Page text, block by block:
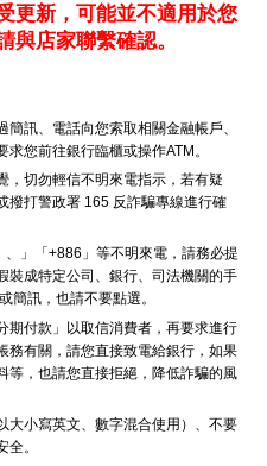
更新，可能並不適用於您
與店家聯繫確認。
訊、電話向您索取相關金融帳戶、
您前往銀行臨櫃或操作ATM。
，切勿輕信不明來電指示，若有疑
撥打警政署 165 反詐騙專線進行確
」「+886」等不明來電，請務必提
裝成特定公司、銀行、司法機關的手
簡訊，也請不要點選。
期付款」以取信消費者，再要求進行
務有關，請您直接致電給銀行，如果
等，也請您直接拒絕，降低詐騙的風
大小寫英文、數字混合使用）、不要
。